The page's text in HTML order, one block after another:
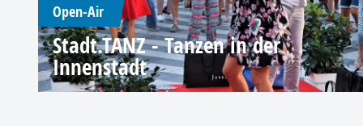
Open-Air
Stadt.TANZ - Tanzen in der
Innenstadt